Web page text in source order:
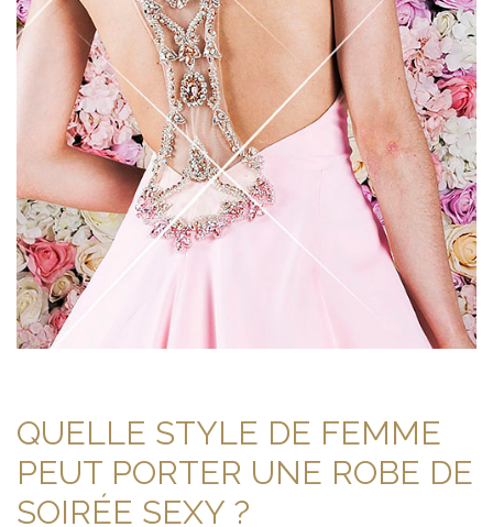
QUELLE STYLE DE FEMME
PEUT PORTER UNE ROBE DE
SOIRÉE SEXY ?